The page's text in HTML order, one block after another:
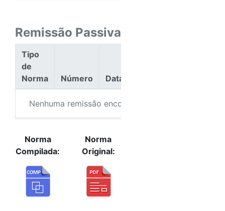
Remissão Passiva
Tipo
de
Norma
Número Data
Nenhuma remissão encontrada.
Norma
Compilada:
Norma
Original: